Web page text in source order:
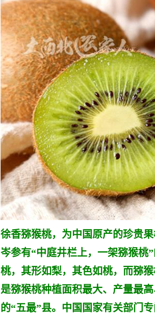
徐香猕猴桃，为中国原产的珍贵
岑参有“中庭井栏上，一架猕猴桃
桃，其形如梨，其色如桃，而猕
是猕猴桃种植面积最大、产量最
的“五最”县。中国国家有关部门